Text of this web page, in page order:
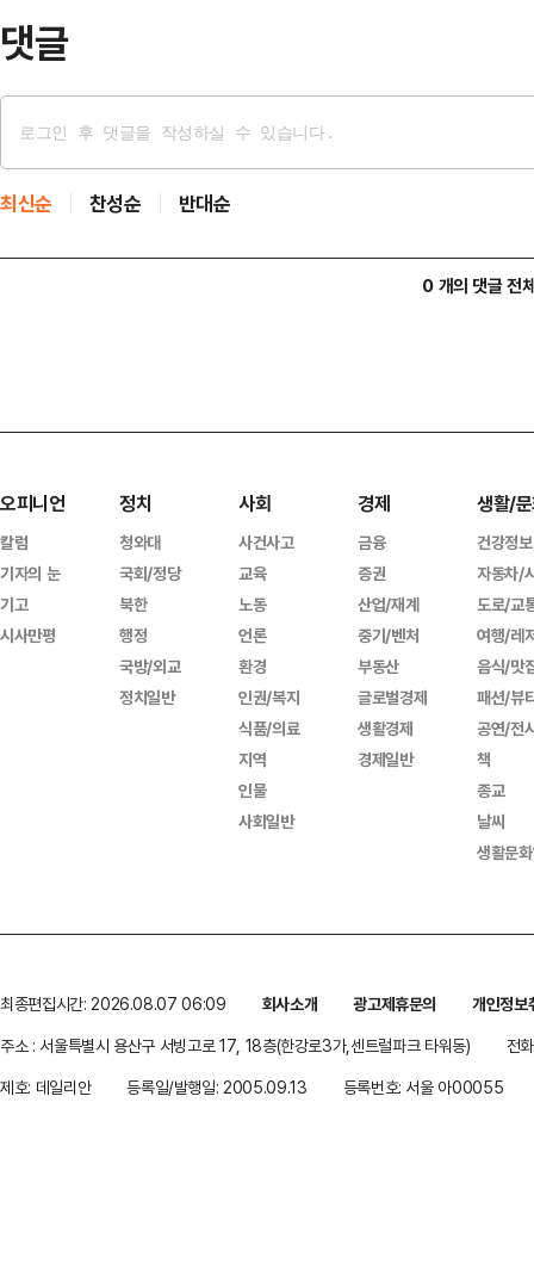
댓글
최신순 찬성순 반대순
0 개의 댓글 전
오피니언
칼럼
기자의 눈
기고
시사만평
정치
청와대
국회/정당
북한
행정
국방/외교
정치일반
사회
사건사고
교육
노동
언론
환경
인권/복지
식품/의료
지역
인물
사회일반
경제
금융
증권
산업/재계
중기/벤처
부동산
글로벌경제
생활경제
경제일반
생활/
건강정보
자동차/
도로/교
여행/레
음식/맛
패션/뷰
공연/전
책
종교
날씨
생활문
최종편집시간: 2026.08.07 06:09 회사소개 광고제휴문의
개인정보
주소 : 서울특별시 용산구 서빙고로 17, 18층(한강로3가,센트럴파크 타워동)
전
제호: 데일리안
등록일/발행일: 2005.09.13 등록번호: 서울 아00055